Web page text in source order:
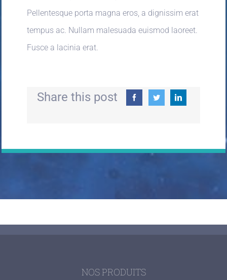
Pellentesque porta magna eros, a dignissim erat
tempus ac. Nullam malesuada euismod laoreet.
Fusce a lacinia erat.
Share this post
NOS PRODUITS